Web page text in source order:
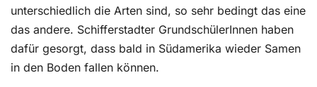
unterschiedlich die Arten sind, so sehr bedingt das eine
das andere. Schifferstadter GrundschülerInnen haben
dafür gesorgt, dass bald in Südamerika wieder Samen
in den Boden fallen können.